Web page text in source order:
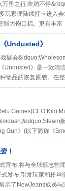
里之行,吃鸡不停
玩家便陆续打卡进入
能大饱口福。更有丰富
Undusted》
展会
》是一款清
物品的恢复原貌。在
Games(CEO Kim
Gun》(以下简称《
！
宣布,将与全球标志性
发布,引发玩家和粉丝
示了NewJeans成员与